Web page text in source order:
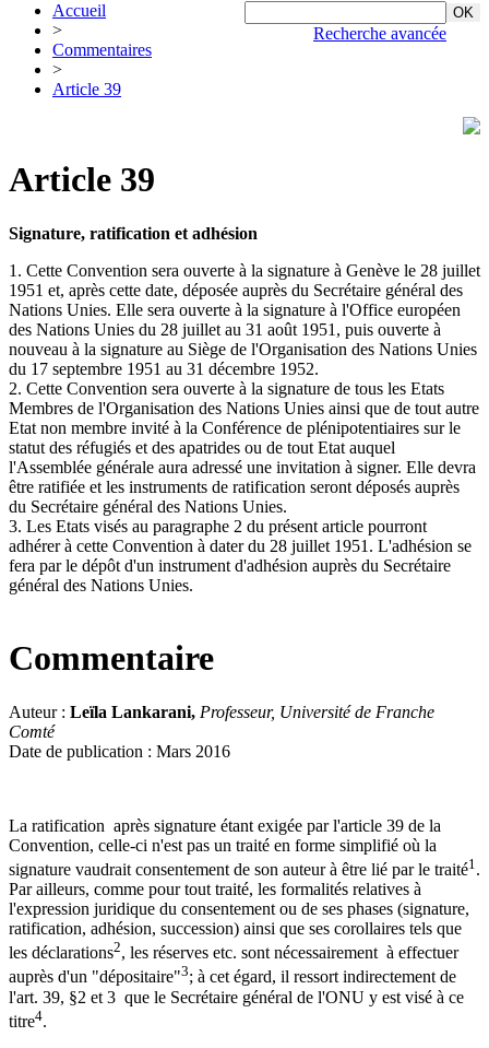
Recherche avancée
Accueil
>
Commentaires
>
Article 39
Article 39
Signature, ratification et adhésion
1. Cette Convention sera ouverte à la signature à Genève le 28 juillet
1951 et, après cette date, déposée auprès du Secrétaire général des
Nations Unies. Elle sera ouverte à la signature à l'Office européen
des Nations Unies du 28 juillet au 31 août 1951, puis ouverte à
nouveau à la signature au Siège de l'Organisation des Nations Unies
du 17 septembre 1951 au 31 décembre 1952.
2. Cette Convention sera ouverte à la signature de tous les Etats
Membres de l'Organisation des Nations Unies ainsi que de tout autre
Etat non membre invité à la Conférence de plénipotentiaires sur le
statut des réfugiés et des apatrides ou de tout Etat auquel
l'Assemblée générale aura adressé une invitation à signer. Elle devra
être ratifiée et les instruments de ratification seront déposés auprès
du Secrétaire général des Nations Unies.
3. Les Etats visés au paragraphe 2 du présent article pourront
adhérer à cette Convention à dater du 28 juillet 1951. L'adhésion se
fera par le dépôt d'un instrument d'adhésion auprès du Secrétaire
général des Nations Unies.
Commentaire
Auteur : Leïla Lankarani, Professeur, Université de Franche
Comté
Date de publication : Mars 2016
La ratification après signature étant exigée par l'article 39 de la
Convention, celle-ci n'est pas un traité en forme simplifié où la
signature vaudrait consentement de son auteur à être lié par le traité1 .
Par ailleurs, comme pour tout traité, les formalités relatives à
l'expression juridique du consentement ou de ses phases (signature,
ratification, adhésion, succession) ainsi que ses corollaires tels que
les déclarations2, les réserves etc. sont nécessairement à effectuer
auprès d'un "dépositaire"3; à cet égard, il ressort indirectement de
l'art. 39, §2 et 3 que le Secrétaire général de l'ONU y est visé à ce
titre4.